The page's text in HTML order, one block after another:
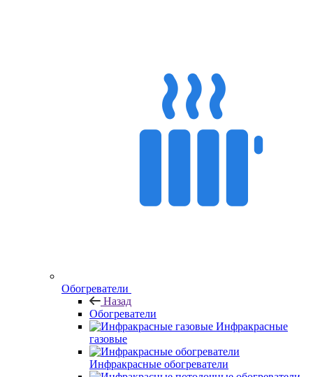
Обогреватели
Назад
Обогреватели
Инфракрасные
газовые
Инфракрасные обогреватели